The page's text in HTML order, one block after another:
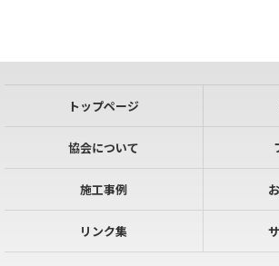
トップページ
協会について
施工事例
リンク集